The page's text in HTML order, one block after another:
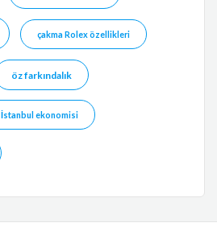
çakma Rolex özellikleri
öz farkındalık
İstanbul ekonomisi